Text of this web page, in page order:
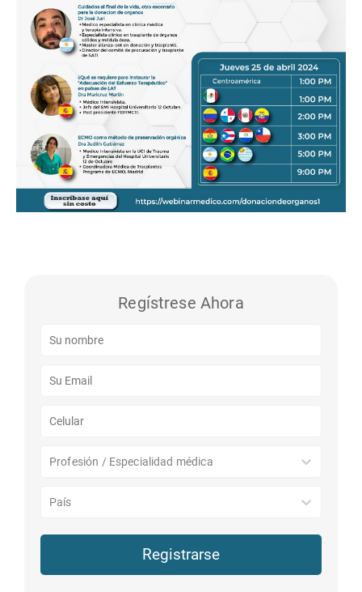
Regístrese Ahora
Profesión / Especialidad médica
País
Registrarse